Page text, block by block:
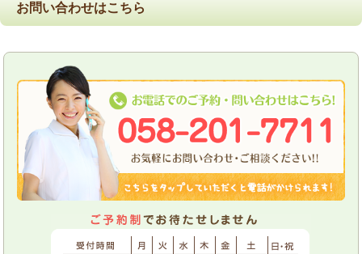
お問い合わせはこちら